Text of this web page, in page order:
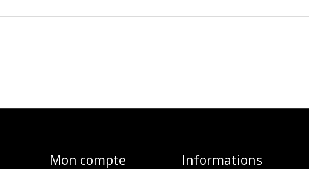
Mon compte Informations